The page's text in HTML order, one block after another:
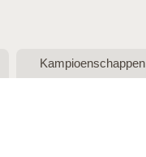
Kampioenschappen